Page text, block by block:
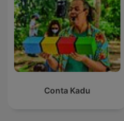
Conta Kadu